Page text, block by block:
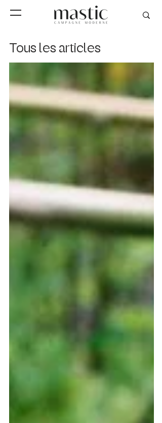
Tous les articles